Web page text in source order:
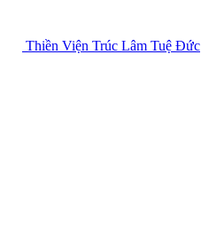
Thiền Viện Trúc Lâm Tuệ Đức